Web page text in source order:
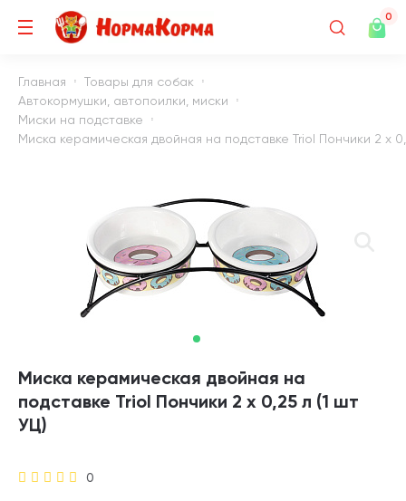
0
Главная
Товары для собак
Автокормушки, автопоилки, миски
Миски на подставке
Миска керамическая двойная на подставке Triol Пончики 2 х
Миска керамическая двойная на
подставке Triol Пончики 2 х 0,25 л (1 шт
УЦ)
0